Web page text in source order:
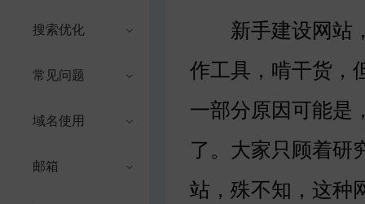
搜索优化
常见问题
域名使用
邮箱
新手建设网站，
作工具，啃干货，
一部分原因可能是
了。大家只顾着研
站，殊不知，这种